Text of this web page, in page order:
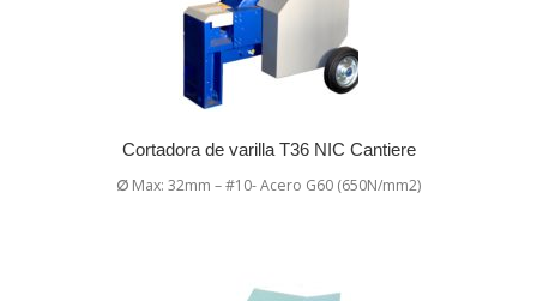
Cortadora de varilla T36 NIC Cantiere
∅ Max: 32mm – #10- Acero G60 (650N/mm2)